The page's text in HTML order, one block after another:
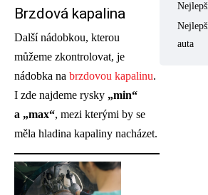
Brzdová kapalina
Další nádobkou, kterou
můžeme zkontrolovat, je
nádobka na brzdovou kapalinu.
I zde najdeme rysky „min“
a „max“, mezi kterými by se
měla hladina kapaliny nacházet.
auta